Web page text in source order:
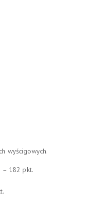
wyścigowych.
– 182 pkt.